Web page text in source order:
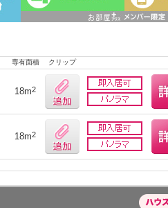
専有面積 クリップ
18m2
18m2